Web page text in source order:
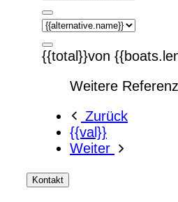
{{total}}von
Weitere
Zurück
{{val}}
Weiter
Kontakt